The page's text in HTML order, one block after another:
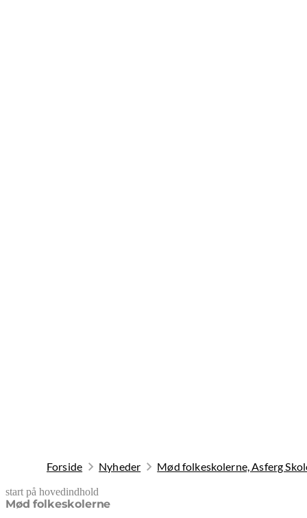
Forside Nyheder Mød folkeskolerne, Asferg
start på hovedindhold
Mød folkeskolerne
senest opdateret 4. august 2026